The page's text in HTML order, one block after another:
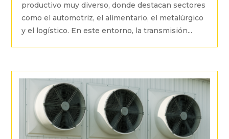
productivo muy diverso, donde destacan sectores
como el automotriz, el alimentario, el metalúrgico
y el logístico. En este entorno, la transmisión...